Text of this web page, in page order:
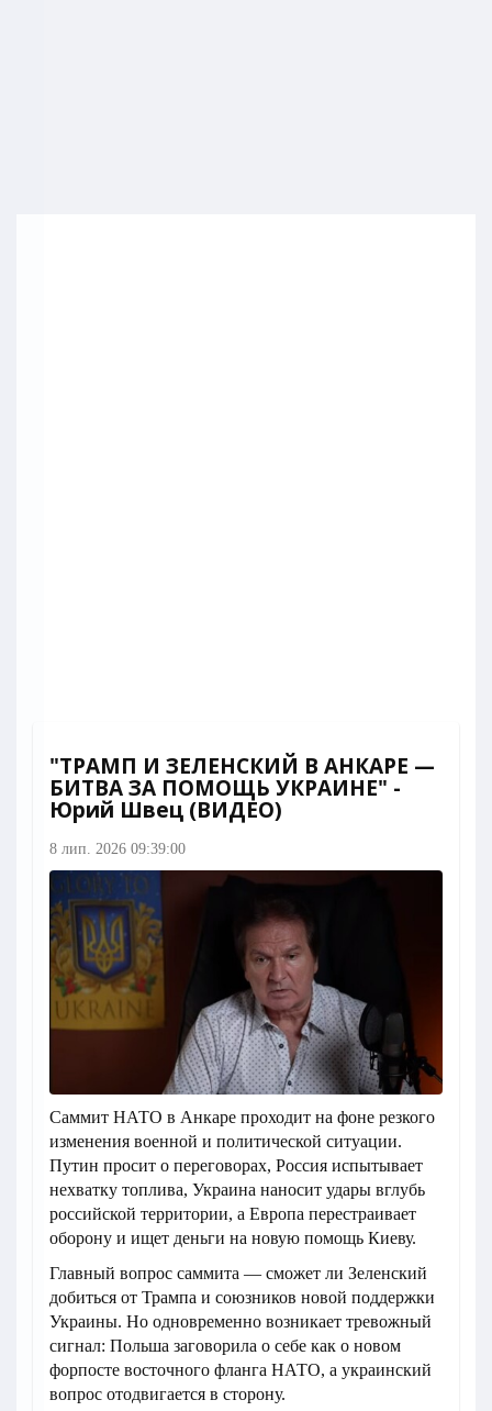
"ТРАМП И ЗЕЛЕНСКИЙ В АНКАРЕ —
БИТВА ЗА ПОМОЩЬ УКРАИНЕ" -
Юрий Швец (ВИДЕО)
8 лип. 2026 09:39:00
Саммит НАТО в Анкаре проходит на фоне резкого
изменения военной и политической ситуации.
Путин просит о переговорах, Россия испытывает
нехватку топлива, Украина наносит удары вглубь
российской территории, а Европа перестраивает
оборону и ищет деньги на новую помощь Киеву.
Главный вопрос саммита — сможет ли Зеленский
добиться от Трампа и союзников новой поддержки
Украины. Но одновременно возникает тревожный
сигнал: Польша заговорила о себе как о новом
форпосте восточного фланга НАТО, а украинский
вопрос отодвигается в сторону.